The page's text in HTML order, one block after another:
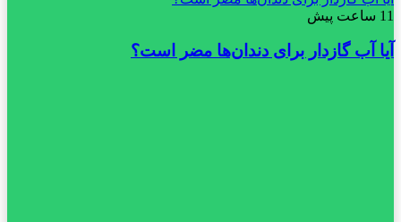
11 ساعت پیش
آیا آب گازدار برای دندان‌ها مضر است؟